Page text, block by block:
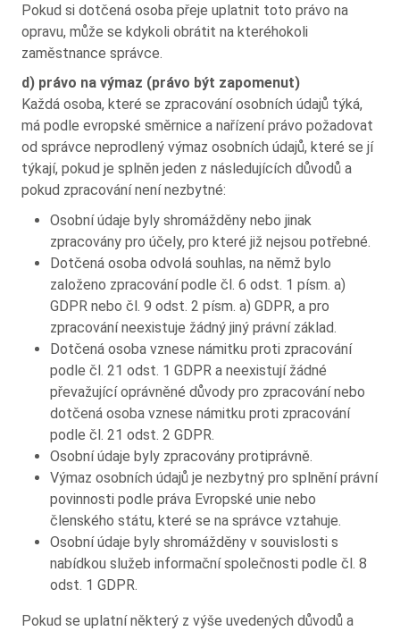
Pokud si dotčená osoba přeje uplatnit toto právo na
opravu, může se kdykoli obrátit na kteréhokoli
zaměstnance správce.
d) právo na výmaz (právo být zapomenut)
Každá osoba, které se zpracování osobních údajů týká,
má podle evropské směrnice a nařízení právo požadovat
od správce neprodlený výmaz osobních údajů, které se jí
týkají, pokud je splněn jeden z následujících důvodů a
pokud zpracování není nezbytné:
Osobní údaje byly shromážděny nebo jinak
zpracovány pro účely, pro které již nejsou potřebné.
Dotčená osoba odvolá souhlas, na němž bylo
založeno zpracování podle čl. 6 odst. 1 písm. a)
GDPR nebo čl. 9 odst. 2 písm. a) GDPR, a pro
zpracování neexistuje žádný jiný právní základ.
Dotčená osoba vznese námitku proti zpracování
podle čl. 21 odst. 1 GDPR a neexistují žádné
převažující oprávněné důvody pro zpracování nebo
dotčená osoba vznese námitku proti zpracování
podle čl. 21 odst. 2 GDPR.
Osobní údaje byly zpracovány protiprávně.
Výmaz osobních údajů je nezbytný pro splnění právní
povinnosti podle práva Evropské unie nebo
členského státu, které se na správce vztahuje.
Osobní údaje byly shromážděny v souvislosti s
nabídkou služeb informační společnosti podle čl. 8
odst. 1 GDPR.
Pokud se uplatní některý z výše uvedených důvodů a